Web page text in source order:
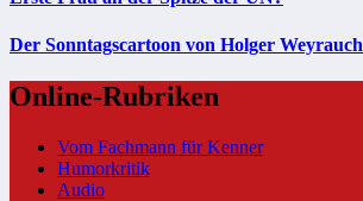
Der Sonntagscartoon von Holger Weyrauch
Online-Rubriken
Vom Fachmann für Kenner
Humorkritik
Audio